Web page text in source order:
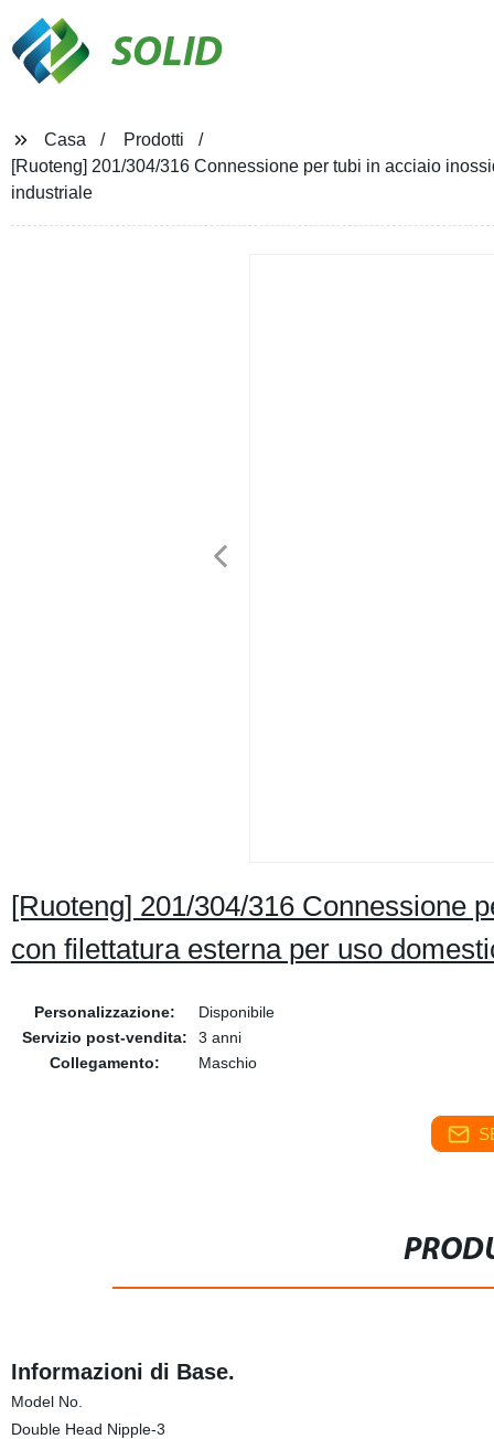
SOLID
Casa
Prodotti
[Ruoteng] 201/304/316 Connessione per tubi in acciaio
industriale
[Ruoteng] 201/304/316 Connessione
con filettatura esterna per uso
Personalizzazione:
Disponibile
Servizio post-vendita:
3 anni
Collegamento:
Maschio
Informazioni di Base.
Model No.
Double Head Nipple-3